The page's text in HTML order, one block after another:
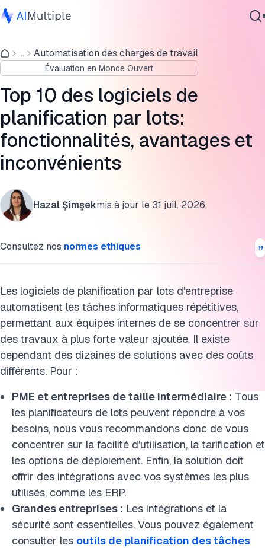
IA agentique
cybersécurité
Données
Logiciel d'entreprise
Services
... Automatisation des charges de travail
Évaluation en Monde Ouvert
Top 10 des logiciels de
planification par lots:
fonctionnalités, avantages et
inconvénients
Hazal Şimşekmis à jour le 31 juil. 2026
Consultez nos normes éthiques
Les logiciels de planification par lots d'entreprise
automatisent les tâches informatiques répétitives,
permettant aux équipes internes de se concentrer sur
des travaux à plus forte valeur ajoutée. Il existe
cependant des dizaines de solutions avec des coûts
différents. Pour :
PME et entreprises de taille intermédiaire : Tous
les planificateurs de lots peuvent répondre à vos
besoins, nous vous recommandons donc de vous
concentrer sur la facilité d'utilisation, la tarification et
les options de déploiement. Enfin, la solution doit
offrir des intégrations avec vos systèmes les plus
utilisés, comme les ERP.
Grandes entreprises : Les intégrations et la
sécurité sont essentielles. Vous pouvez également
consulter les outils de planification des tâches
Outils de planification par lots présélectionnés
logiciels de planification par lots
Quelles autres capacités les outils de planification par lots
offrent-ils ?
Comment avons-nous choisi les leaders du marché ?
FAQ
Lectures complémentaires
Citer cette recherche